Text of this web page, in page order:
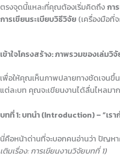
ตรงจุดนี้แหละที่คุณต้องเริ่มคิดถึง กา
การเขียนระเบียบวิธีวิจัย (เครื่องมือที่
เข้าใจโครงสร้าง: ภาพรวมของเล่ม
เพื่อให้คุณเห็นภาพปลายทางชัดเจนขึ้
แต่ละบท คุณจะเขียนงานได้ลื่นไหลมาก
บทที่ 1: บทนำ (Introduction) – “เราก
นี่คือหน้าด่านที่จะบอกคนอ่านว่า ปัญหา
เติมเรื่อง: การเขียนงานวิจัยบทที่ 1)